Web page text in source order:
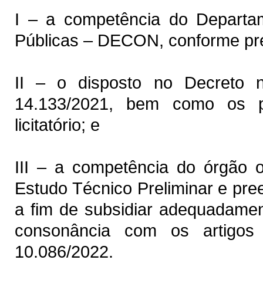
I – a competência do
Públicas – DECON, conforme
II – o disposto no Decreto
14.133/2021, bem como os
licitatório; e
III – a competência do órgão
Estudo Técnico Preliminar e
a fim de subsidiar
consonância com os
10.086/2022.